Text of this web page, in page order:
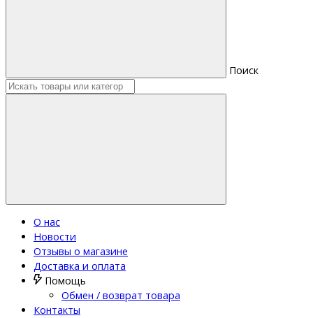
Поиск
О нас
Новости
Отзывы о магазине
Доставка и оплата
Помощь
Обмен / возврат товара
Контакты